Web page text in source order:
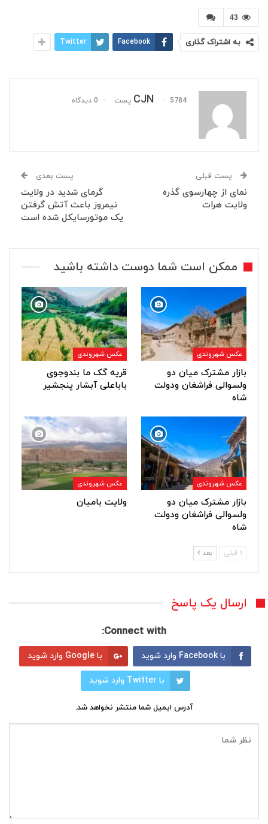
43
به اشتراک گذاری Facebook
Twitter
CJN 5784 پست 0 دیدگاه
پست قبلی
نمای از چهارسوی گذره
ولایت هرات
پست بعدی
گرمای شدید در ولایت
نیمروز باعث آتش گرفتن
یک موتورسایکل شده است
ممکن است شما دوست داشته باشید
عکس شهروندی
بازار مشترک میان دو
ولسوالی فراشغان ودولت
شاه
عکس شهروندی
قریه گک ما بندوجوی
باباعلی آبشار پنجشیر
عکس شهروندی
بازار مشترک میان دو
ولسوالی فراشغان ودولت
شاه
عکس شهروندی
ولایت بامیان
قبلی بعد
ارسال یک پاسخ
Connect with:
با Facebook وارد شوید با Google وارد شوید
با Twitter وارد شوید
آدرس ایمیل شما منتشر نخواهد شد.